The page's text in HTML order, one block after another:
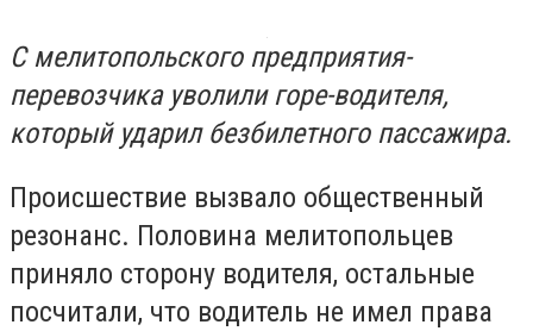
С мелитопольского предприятия-
перевозчика уволили горе-водителя,
который ударил безбилетного пассажира.
Происшествие вызвало общественный
резонанс. Половина мелитопольцев
приняло сторону водителя, остальные
посчитали, что водитель не имел права